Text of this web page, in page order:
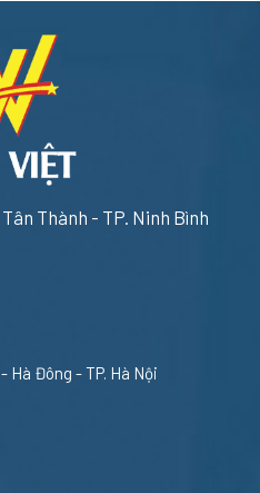
Thành - TP. Ninh Bình
Hà Đông - TP. Hà Nội